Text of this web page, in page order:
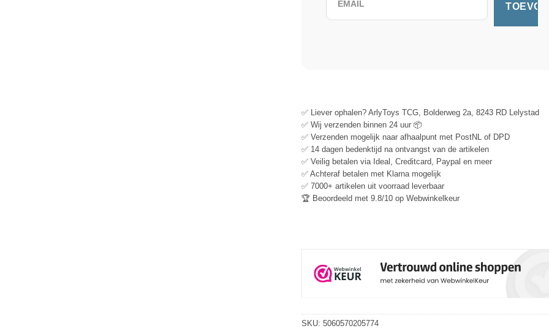
✅ Liever ophalen? ArlyToys TCG, Bolderweg 2a, 8243 RD Lelystad
✅ Wij verzenden binnen 24 uur 📦
✅ Verzenden mogelijk naar afhaalpunt met PostNL of DPD
✅ 14 dagen bedenktijd na ontvangst van de artikelen
✅ Veilig betalen via Ideal, Creditcard, Paypal en meer
✅ Achteraf betalen met Klarna mogelijk
✅ 7000+ artikelen uit voorraad leverbaar
🏆 Beoordeeld met 9.8/10 op Webwinkelkeur
SKU: 5060570205774